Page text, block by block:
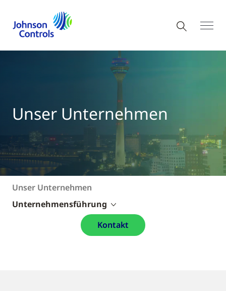
Unser Unternehmen
Unser Unternehmen
Unternehmensführung
Kontakt